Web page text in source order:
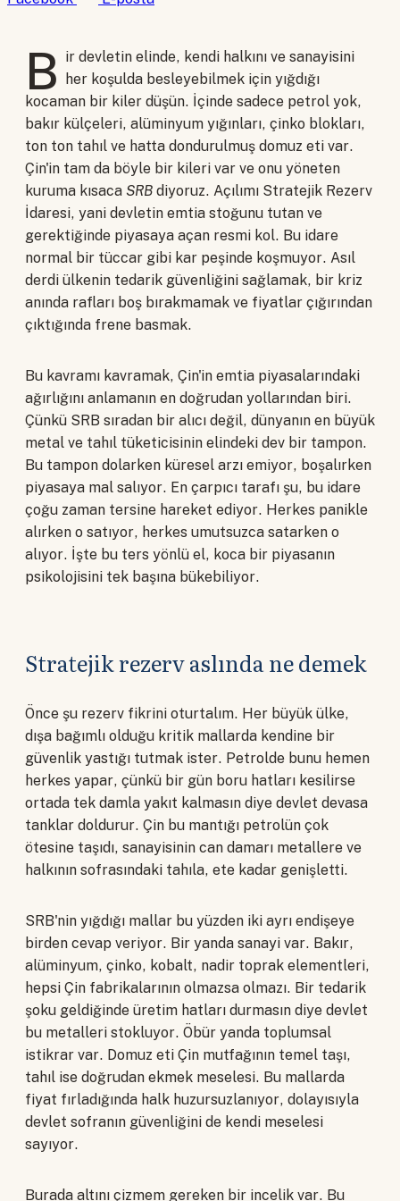
B ir devletin elinde, kendi halkını ve sanayisini
her koşulda besleyebilmek için yığdığı
kocaman bir kiler düşün. İçinde sadece petrol yok,
bakır külçeleri, alüminyum yığınları, çinko blokları,
ton ton tahıl ve hatta dondurulmuş domuz eti var.
Çin'in tam da böyle bir kileri var ve onu yöneten
kuruma kısaca SRB diyoruz. Açılımı Stratejik Rezerv
İdaresi, yani devletin emtia stoğunu tutan ve
gerektiğinde piyasaya açan resmi kol. Bu idare
normal bir tüccar gibi kar peşinde koşmuyor. Asıl
derdi ülkenin tedarik güvenliğini sağlamak, bir kriz
anında rafları boş bırakmamak ve fiyatlar çığırından
çıktığında frene basmak.
Bu kavramı kavramak, Çin'in emtia piyasalarındaki
ağırlığını anlamanın en doğrudan yollarından biri.
Çünkü SRB sıradan bir alıcı değil, dünyanın en büyük
metal ve tahıl tüketicisinin elindeki dev bir tampon.
Bu tampon dolarken küresel arzı emiyor, boşalırken
piyasaya mal salıyor. En çarpıcı tarafı şu, bu idare
çoğu zaman tersine hareket ediyor. Herkes panikle
alırken o satıyor, herkes umutsuzca satarken o
alıyor. İşte bu ters yönlü el, koca bir piyasanın
psikolojisini tek başına bükebiliyor.
Stratejik rezerv aslında ne demek
Önce şu rezerv fikrini oturtalım. Her büyük ülke,
dışa bağımlı olduğu kritik mallarda kendine bir
güvenlik yastığı tutmak ister. Petrolde bunu hemen
herkes yapar, çünkü bir gün boru hatları kesilirse
ortada tek damla yakıt kalmasın diye devlet devasa
tanklar doldurur. Çin bu mantığı petrolün çok
ötesine taşıdı, sanayisinin can damarı metallere ve
halkının sofrasındaki tahıla, ete kadar genişletti.
SRB'nin yığdığı mallar bu yüzden iki ayrı endişeye
birden cevap veriyor. Bir yanda sanayi var. Bakır,
alüminyum, çinko, kobalt, nadir toprak elementleri,
hepsi Çin fabrikalarının olmazsa olmazı. Bir tedarik
şoku geldiğinde üretim hatları durmasın diye devlet
bu metalleri stokluyor. Öbür yanda toplumsal
istikrar var. Domuz eti Çin mutfağının temel taşı,
tahıl ise doğrudan ekmek meselesi. Bu mallarda
fiyat fırladığında halk huzursuzlanıyor, dolayısıyla
devlet sofranın güvenliğini de kendi meselesi
sayıyor.
Burada altını çizmem gereken bir incelik var. Bu